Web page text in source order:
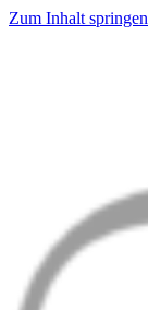
Zum Inhalt springen